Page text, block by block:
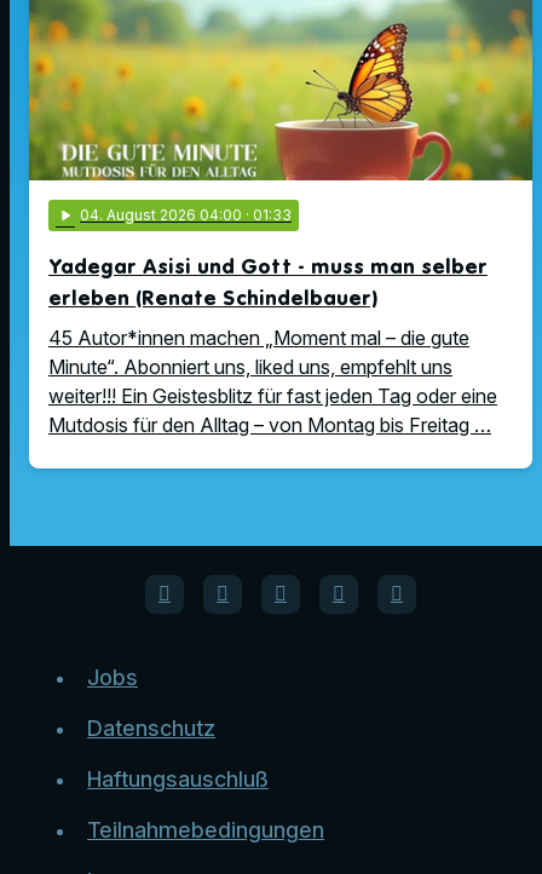
play_arrow 04. August 2026 04:00 · 01:33
Yadegar Asisi und Gott - muss man selber
erleben (Renate Schindelbauer)
45 Autor*innen machen „Moment mal – die gute
Minute“. Abonniert uns, liked uns, empfehlt uns
weiter!!! Ein Geistesblitz für fast jeden Tag oder eine
Mutdosis für den Alltag – von Montag bis Freitag …
Jobs
Datenschutz
Haftungsauschluß
Teilnahmebedingungen